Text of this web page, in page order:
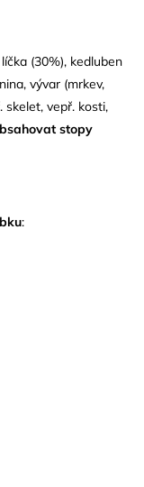
(30%), kedluben
vývar (mrkev,
skelet, vepř. kosti,
stopy
: